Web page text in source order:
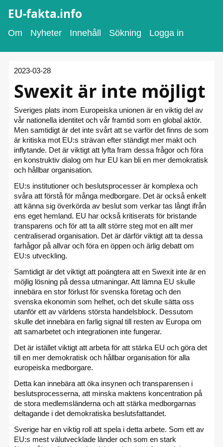
EU-fakta.info
Om Nyheter Innehåll Sökning Logga in
2023-03-28
Swexit är inte möjligt
Sveriges plats inom Europeiska unionen är en viktig del av
vår nationella identitet och vår framtid som en global aktör.
Men samtidigt är det inte svårt att se varför det finns de som
är kritiska mot EU:s strävan efter ständigt mer makt och
inflytande. Det är viktigt att lyfta fram dessa frågor och föra
en konstruktiv dialog om hur EU kan bli en mer demokratisk
och hållbar organisation.
EU:s institutioner och beslutsprocesser är komplexa och
svåra att förstå för många medborgare. Det är också enkelt
att känna sig överkörda av beslut som verkar tas långt ifrån
ens eget hemland. EU har också kritiserats för bristande
transparens och för att ta allt större steg mot en allt mer
centraliserad organisation. Det är därför viktigt att ta dessa
farhågor på allvar och föra en öppen och ärlig debatt om
EU:s utveckling.
Samtidigt är det viktigt att poängtera att en Swexit inte är en
möjlig lösning på dessa utmaningar. Att lämna EU skulle
innebära en stor förlust för svenska företag och den
svenska ekonomin som helhet, och det skulle sätta oss
utanför ett av världens största handelsblock. Dessutom
skulle det innebära en farlig signal till resten av Europa om
att samarbetet och integrationen inte fungerar.
Det är istället viktigt att arbeta för att stärka EU och göra det
till en mer demokratisk och hållbar organisation för alla
europeiska medborgare.
Detta kan innebära att öka insynen och transparensen i
beslutsprocesserna, att minska maktens koncentration på
de stora medlemsländerna och att stärka medborgarnas
deltagande i det demokratiska beslutsfattandet.
Sverige har en viktig roll att spela i detta arbete. Som ett av
EU:s mest välutvecklade länder och som en stark